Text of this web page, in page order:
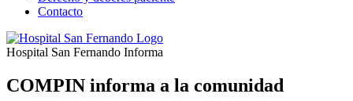
Contacto
Hospital San Fernando Informa
COMPIN informa a la comunidad